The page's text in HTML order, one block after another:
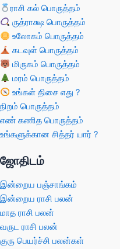
ராசி கல் பொருத்தம்
ருத்ராக்ஷ பொருத்தம்
உலோகம் பொருத்தம்
கடவுள் பொருத்தம்
மிருகம் பொருத்தம்
மரம் பொருத்தம்
உங்கள் திசை எது ?
நிறம் பொருத்தம்
எண் கணித பொருத்தம்
உங்களுக்கான சித்தர் யார் ?
ஜோதிடம்
இன்றைய பஞ்சாங்கம்
இன்றைய ராசி பலன்
மாத ராசி பலன்
வருட ராசி பலன்
குரு பெயர்ச்சி பலன்கள்